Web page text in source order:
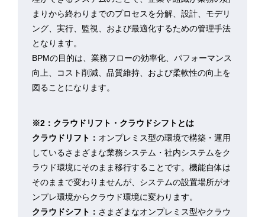
まりから終わりまでのプロセスを分解、設計、モデリ
ング、実行、監視、および最適化するための管理手法
となります。
BPMの目的は、業務フローの効率化、パフォーマンス
向上、コスト削減、品質維持、および柔軟性の向上を
図ることになります。
※2：クラウドリフト・クラウドシフトとは
クラウドリフト： オンプレミス型の環境で構築・運用
しているさまざまな業務システム・社内システムをク
ラウド環境にそのまま移行することです。機能自体は
そのままで変わりませんが、システムの設置場所がオ
ンプレ環境からクラウド環境に変わります。
クラウドシフト： さまざまなオンプレミス型やクラウ